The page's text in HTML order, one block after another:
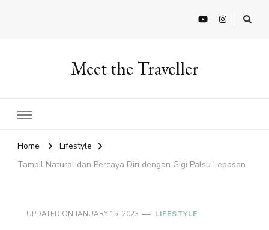
Meet the Traveller
Home
Lifestyle
Tampil Natural dan Percaya Diri dengan Gigi Palsu Lepasan
UPDATED ON JANUARY 15, 2023 LIFESTYLE